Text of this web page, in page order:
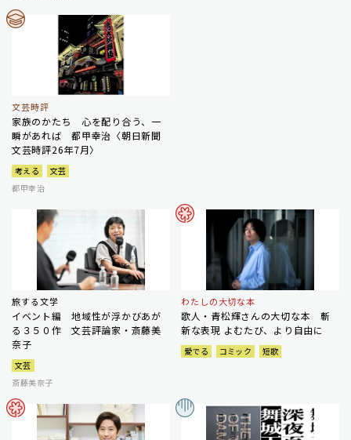
文芸時評
家族のかたち 心を配り合う、一
瞬があれば 都甲幸治〈朝日新聞
文芸時評26年7月〉
考える
文芸
都甲幸治
旅する文学
イベント編 地域性が浮かびあが
る３５０作 文芸評論家・斎藤美
奈子
文芸
斎藤美奈子
わたしの大切な本
歌人・青松輝さんの大切な本 斬
新な表現 よむたび、より自由に
愛でる コミック 短歌